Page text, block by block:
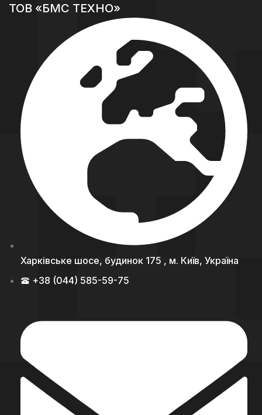
ТОВ «БМС ТЕХНО»
Харківське шосе, будинок 175 , м. Київ, Україна
+38 (044) 585-59-75